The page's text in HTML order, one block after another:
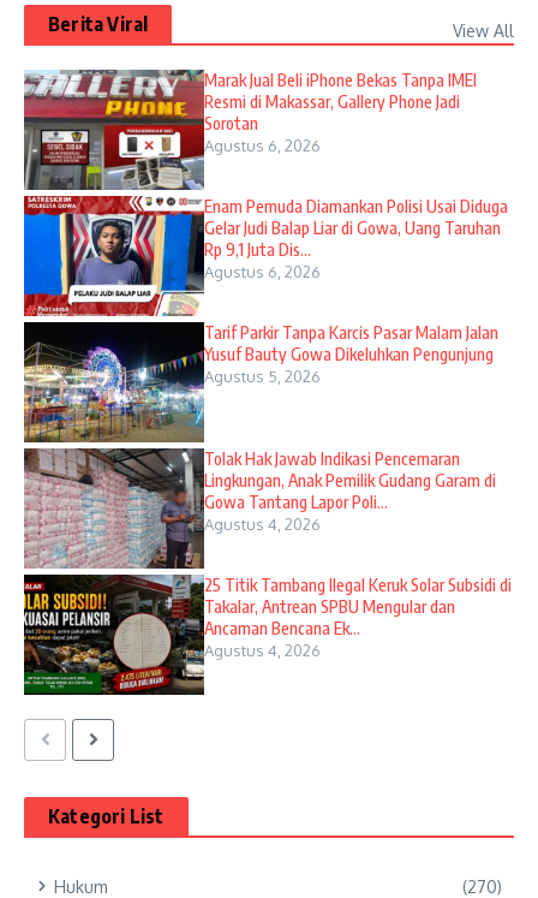
Berita Viral View All
​Marak Jual Beli iPhone Bekas Tanpa IMEI
Resmi di Makassar, Gallery Phone Jadi
Sorotan
Agustus 6, 2026
Enam Pemuda Diamankan Polisi Usai Diduga
Gelar Judi Balap Liar di Gowa, Uang Taruhan
Rp 9,1 Juta Dis...
Agustus 6, 2026
Tarif Parkir Tanpa Karcis Pasar Malam Jalan
Yusuf Bauty Gowa Dikeluhkan Pengunjung
Agustus 5, 2026
Tolak Hak Jawab Indikasi Pencemaran
Lingkungan, Anak Pemilik Gudang Garam di
Gowa Tantang Lapor Poli...
Agustus 4, 2026
25 Titik Tambang Ilegal Keruk Solar Subsidi di
Takalar, Antrean SPBU Mengular dan
Ancaman Bencana Ek...
Agustus 4, 2026
Kategori List
Hukum (270)